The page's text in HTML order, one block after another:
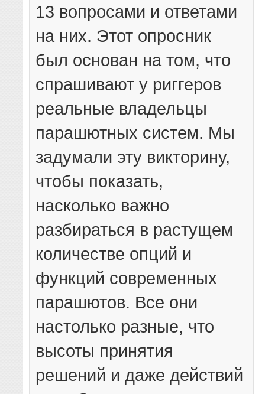
13 вопросами и ответами
на них. Этот опросник
был основан на том, что
спрашивают у риггеров
реальные владельцы
парашютных систем. Мы
задумали эту викторину,
чтобы показать,
насколько важно
разбираться в растущем
количестве опций и
функций современных
парашютов. Все они
настолько разные, что
высоты принятия
решений и даже действий